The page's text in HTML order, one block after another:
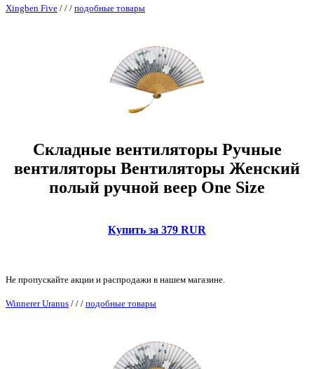
Xingben Five / / / подобные товары
Складные вентиляторы Ручные
вентиляторы Вентиляторы Женский
полый ручной веер One Size
Купить за 379 RUR
Не пропускайте акции и распродажи в нашем магазине.
Winnerer Uranus / / / подобные товары